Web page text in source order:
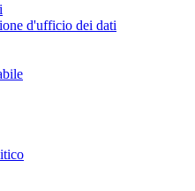
d'ufficio dei dati